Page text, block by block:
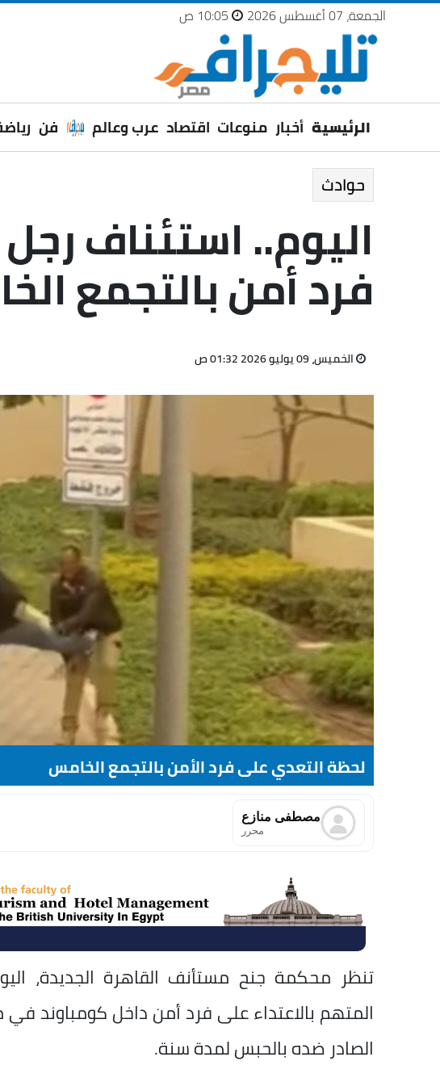
الجمعة، 07 أغسطس 2026
الرئيسية أخبار منوعات اقتصاد عرب وعالم فن
حوادث
اليوم.. استئناف
فرد أمن بالتجمع
الخميس، 09 يوليو 2026 01:32 ص
لحظة التعدي على فرد الأمن بالتجمع الخامس
مصطفى منازع
محرر
تنظر محكمة جنح مستأنف القاهرة الجديدة،
المتهم بالاعتداء على فرد أمن داخل كومباوند
الصادر ضده بالحبس لمدة سنة.